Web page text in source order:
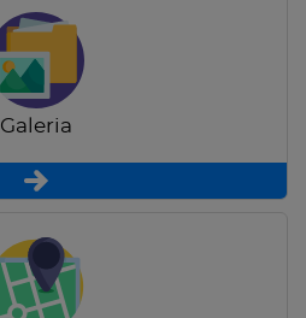
Galeria